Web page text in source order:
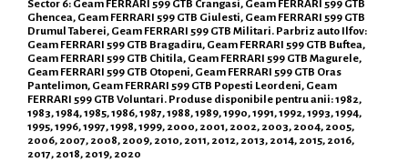
Sector 6: Geam FERRARI 599 GTB Crangasi, Geam FERRARI 599 GTB
Ghencea, Geam FERRARI 599 GTB Giulesti, Geam FERRARI 599 GTB
Drumul Taberei, Geam FERRARI 599 GTB Militari. Parbriz auto Ilfov:
Geam FERRARI 599 GTB Bragadiru, Geam FERRARI 599 GTB Buftea,
Geam FERRARI 599 GTB Chitila, Geam FERRARI 599 GTB Magurele,
Geam FERRARI 599 GTB Otopeni, Geam FERRARI 599 GTB Oras
Pantelimon, Geam FERRARI 599 GTB Popesti Leordeni, Geam
FERRARI 599 GTB Voluntari. Produse disponibile pentru anii: 1982,
1983, 1984, 1985, 1986, 1987, 1988, 1989, 1990, 1991, 1992, 1993, 1994,
1995, 1996, 1997, 1998, 1999, 2000, 2001, 2002, 2003, 2004, 2005,
2006, 2007, 2008, 2009, 2010, 2011, 2012, 2013, 2014, 2015, 2016,
2017, 2018, 2019, 2020